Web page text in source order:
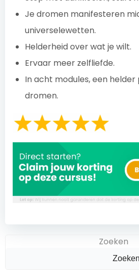
Je dromen manifesteren
universelewetten.
Helderheid over wat je wilt.
Ervaar meer zelfliefde.
In acht modules, een helder
dromen.
Zoeken
Zoeken